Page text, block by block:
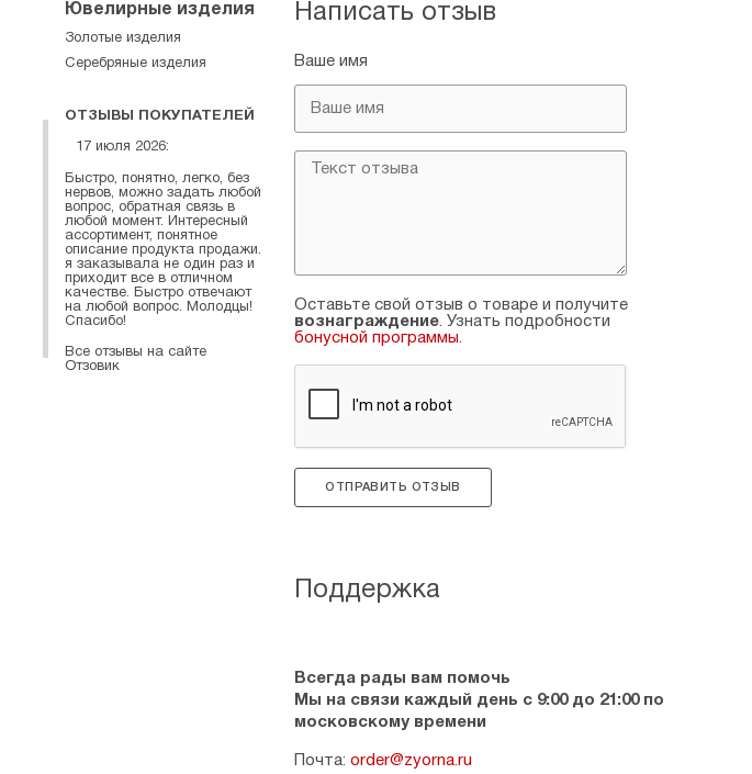
Написать отзыв
Ваше имя
Оставьте свой отзыв о товаре и получите
вознаграждение. Узнать подробности
бонусной программы.
ОТПРАВИТЬ ОТЗЫВ
Поддержка
Всегда рады вам помочь
Мы на связи каждый день с 9:00 до 21:00 по
московскому времени
Почта: order@zyorna.ru
Ювелирные изделия
Золотые изделия
Серебряные изделия
ОТЗЫВЫ ПОКУПАТЕЛЕЙ
17 июля 2026:
Быстро, понятно, легко, без
нервов, можно задать любой
вопрос, обратная связь в
любой момент. Интересный
ассортимент, понятное
описание продукта продажи.
я заказывала не один раз и
приходит все в отличном
качестве. Быстро отвечают
на любой вопрос. Молодцы!
Спасибо!
Все отзывы на сайте
Отзовик